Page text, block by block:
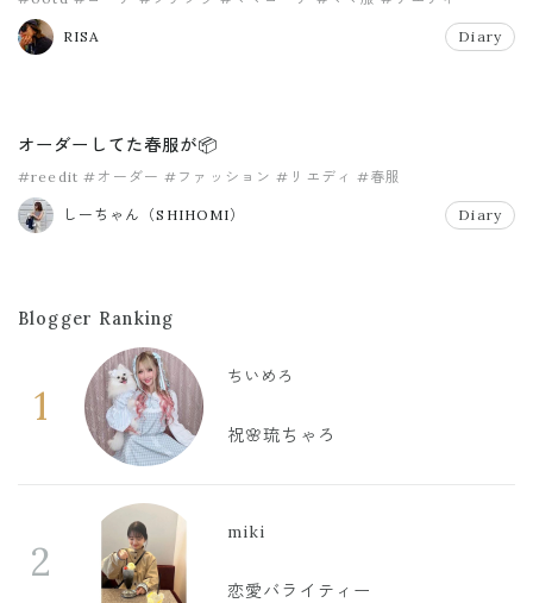
RISA Diary
オーダーしてた春服が📦
#reedit #オーダー #ファッション #リエディ #春服
しーちゃん（SHIHOMI） Diary
Blogger Ranking
1
ちいめろ
祝🌸琉ちゃろ
2
miki
恋愛バライティー